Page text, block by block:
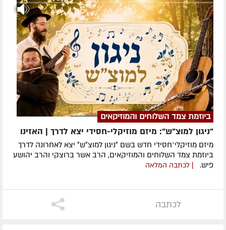
ביוזמת צמד השלוחים והמוזיקאים
"ניגון למוצ"ש": מיזם מוזיקלי-חסידי יצא לדרך | האזינו
מיזם מוזיקלי־חסידי חדש בשם ״ניגון למוצ״ש״ יצא לאחרונה לדרך
ביוזמת צמד השלוחים והמוזיקאים, הרב אשר ברוצקי והרב יהושע
פיש.
| לכתבה המלאה
לכתבה